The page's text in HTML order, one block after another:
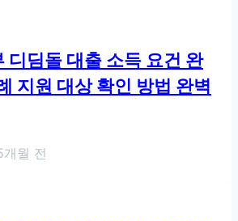
디딤돌 대출 소득 요건 완
지원 대상 확인 방법 완벽
개월 전